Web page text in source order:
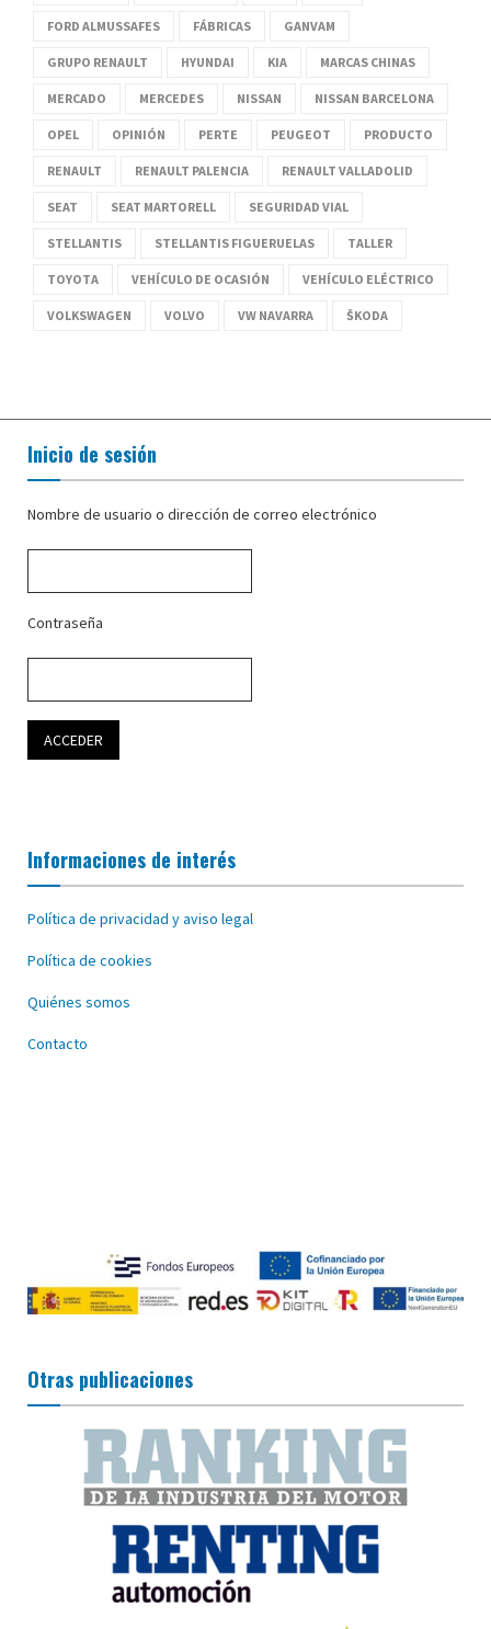
FORD ALMUSSAFES FÁBRICAS GANVAM
GRUPO RENAULT HYUNDAI KIA MARCAS CHINAS
MERCADO MERCEDES NISSAN NISSAN BARCELONA
OPEL OPINIÓN PERTE PEUGEOT PRODUCTO
RENAULT RENAULT PALENCIA RENAULT VALLADOLID
SEAT SEAT MARTORELL SEGURIDAD VIAL
STELLANTIS STELLANTIS FIGUERUELAS TALLER
TOYOTA VEHÍCULO DE OCASIÓN VEHÍCULO ELÉCTRICO
VOLKSWAGEN VOLVO VW NAVARRA ŠKODA
Inicio de sesión
Nombre de usuario o dirección de correo electrónico
Contraseña
Informaciones de interés
Política de privacidad y aviso legal
Política de cookies
Quiénes somos
Contacto
Otras publicaciones